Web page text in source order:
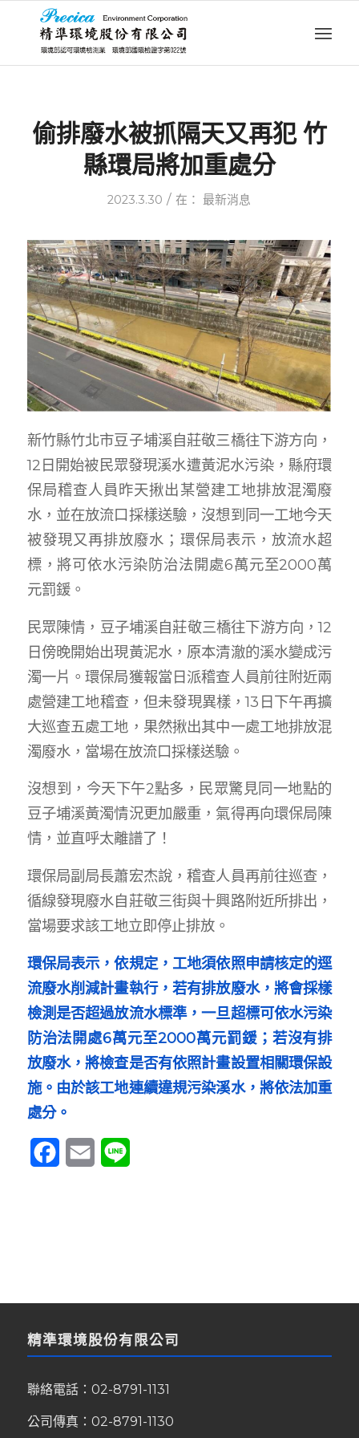
偷排廢水被抓隔天又再犯 竹
縣環局將加重處分
2023.3.30 / 在： 最新消息
新竹縣竹北市豆子埔溪自莊敬三橋往下游方向，
12日開始被民眾發現溪水遭黃泥水污染，縣府環
保局稽查人員昨天揪出某營建工地排放混濁廢
水，並在放流口採樣送驗，沒想到同一工地今天
被發現又再排放廢水；環保局表示，放流水超
標，將可依水污染防治法開處6萬元至2000萬
元罰鍰。
民眾陳情，豆子埔溪自莊敬三橋往下游方向，12
日傍晚開始出現黃泥水，原本清澈的溪水變成污
濁一片。環保局獲報當日派稽查人員前往附近兩
處營建工地稽查，但未發現異樣，13日下午再擴
大巡查五處工地，果然揪出其中一處工地排放混
濁廢水，當場在放流口採樣送驗。
沒想到，今天下午2點多，民眾驚見同一地點的
豆子埔溪黃濁情況更加嚴重，氣得再向環保局陳
情，並直呼太離譜了！
環保局副局長蕭宏杰說，稽查人員再前往巡查，
循線發現廢水自莊敬三街與十興路附近所排出，
當場要求該工地立即停止排放。
環保局表示，依規定，工地須依照申請核定的逕
流廢水削減計畫執行，若有排放廢水，將會採樣
檢測是否超過放流水標準，一旦超標可依水污染
防治法開處6萬元至2000萬元罰鍰；若沒有排
放廢水，將檢查是否有依照計畫設置相關環保設
施。由於該工地連續違規污染溪水，將依法加重
處分。
Facebook
Email
精準環境股份有限公司
聯絡電話： 02-8791-1131
公司傳真：02-8791-1130